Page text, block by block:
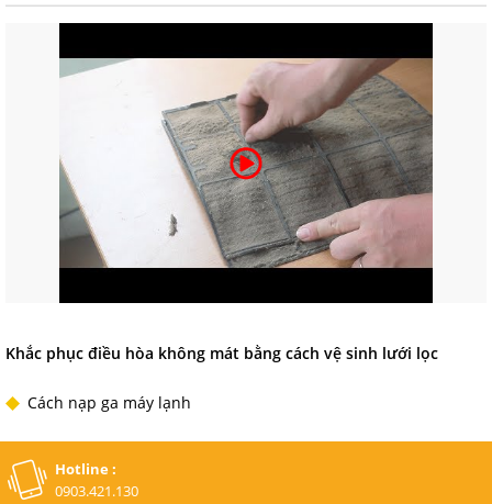
Khắc phục điều hòa không mát bằng cách vệ sinh lưới lọc
Cách nạp ga máy lạnh
Hotline :
0903.421.130